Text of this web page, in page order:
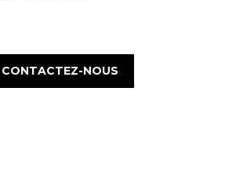
CONTACTEZ-NOUS